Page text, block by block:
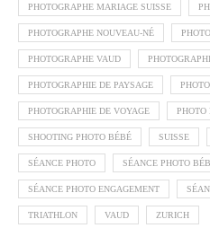
PHOTOGRAPHE MARIAGE SUISSE
PHOTOGRAPHE NOUVEAU-NÉ
PHOTOGRAPHE VAUD
PHOTOGRAPHIE DE PAYSAGE
PHOTOGRAPHIE DE VOYAGE PHOTO
SHOOTING PHOTO BÉBÉ SUISSE
SÉANCE PHOTO SÉANCE PHOTO
SÉANCE PHOTO ENGAGEMENT
TRIATHLON VAUD ZURICH